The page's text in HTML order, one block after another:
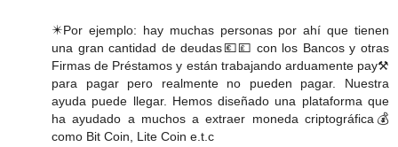
✴️Por ejemplo: hay muchas personas por ahí que tienen
una gran cantidad de deudas💶💷 con los Bancos y otras
Firmas de Préstamos y están trabajando arduamente pay️⚒️
para pagar pero realmente no pueden pagar. Nuestra
ayuda puede llegar. Hemos diseñado una plataforma que
ha ayudado a muchos a extraer moneda criptográfica💰
como Bit Coin, Lite Coin e.t.c